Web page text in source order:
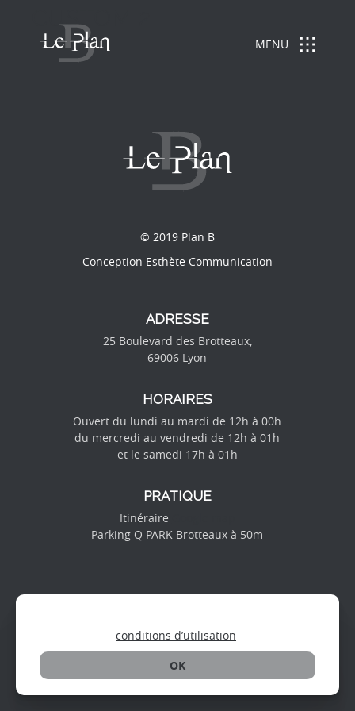
conditions d’utilisation
OK
MENU
CUSTOM 2
© 2019 Plan B
Conception Esthète Communication
ADRESSE
25 Boulevard des Brotteaux,
69006 Lyon
HORAIRES
Ouvert du lundi au mardi de 12h à 00h
du mercredi au vendredi de 12h à 01h
et le samedi 17h à 01h
PRATIQUE
Itinéraire
Parking Q PARK Brotteaux à 50m